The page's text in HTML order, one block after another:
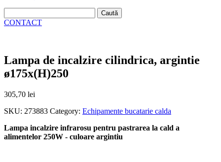
după:
CONTACT
Lampa de incalzire cilindrica, argintie
ø175x(H)250
305,70 lei
SKU: 273883 Category: Echipamente bucatarie calda
Lampa incalzire infrarosu pentru pastrarea la cald a
alimentelor 250W - culoare argintiu